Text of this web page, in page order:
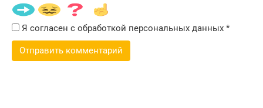
Я согласен с обработкой персональных данных *